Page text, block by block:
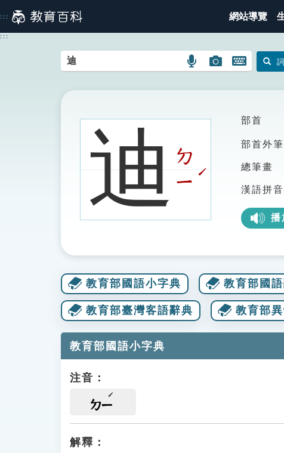
到
主
::: 網站導覽
:::
語
搜
圖
圖
搜
開
鍵
圖
迪ㄉ
ㄧ
ˊ
部首
部首外
總筆畫
漢語拼音
播
教育部國語小字典 教育部國
教育部臺灣客語辭典 教育部
教育部國語小字典
注音：
ㄉㄧ
解釋：